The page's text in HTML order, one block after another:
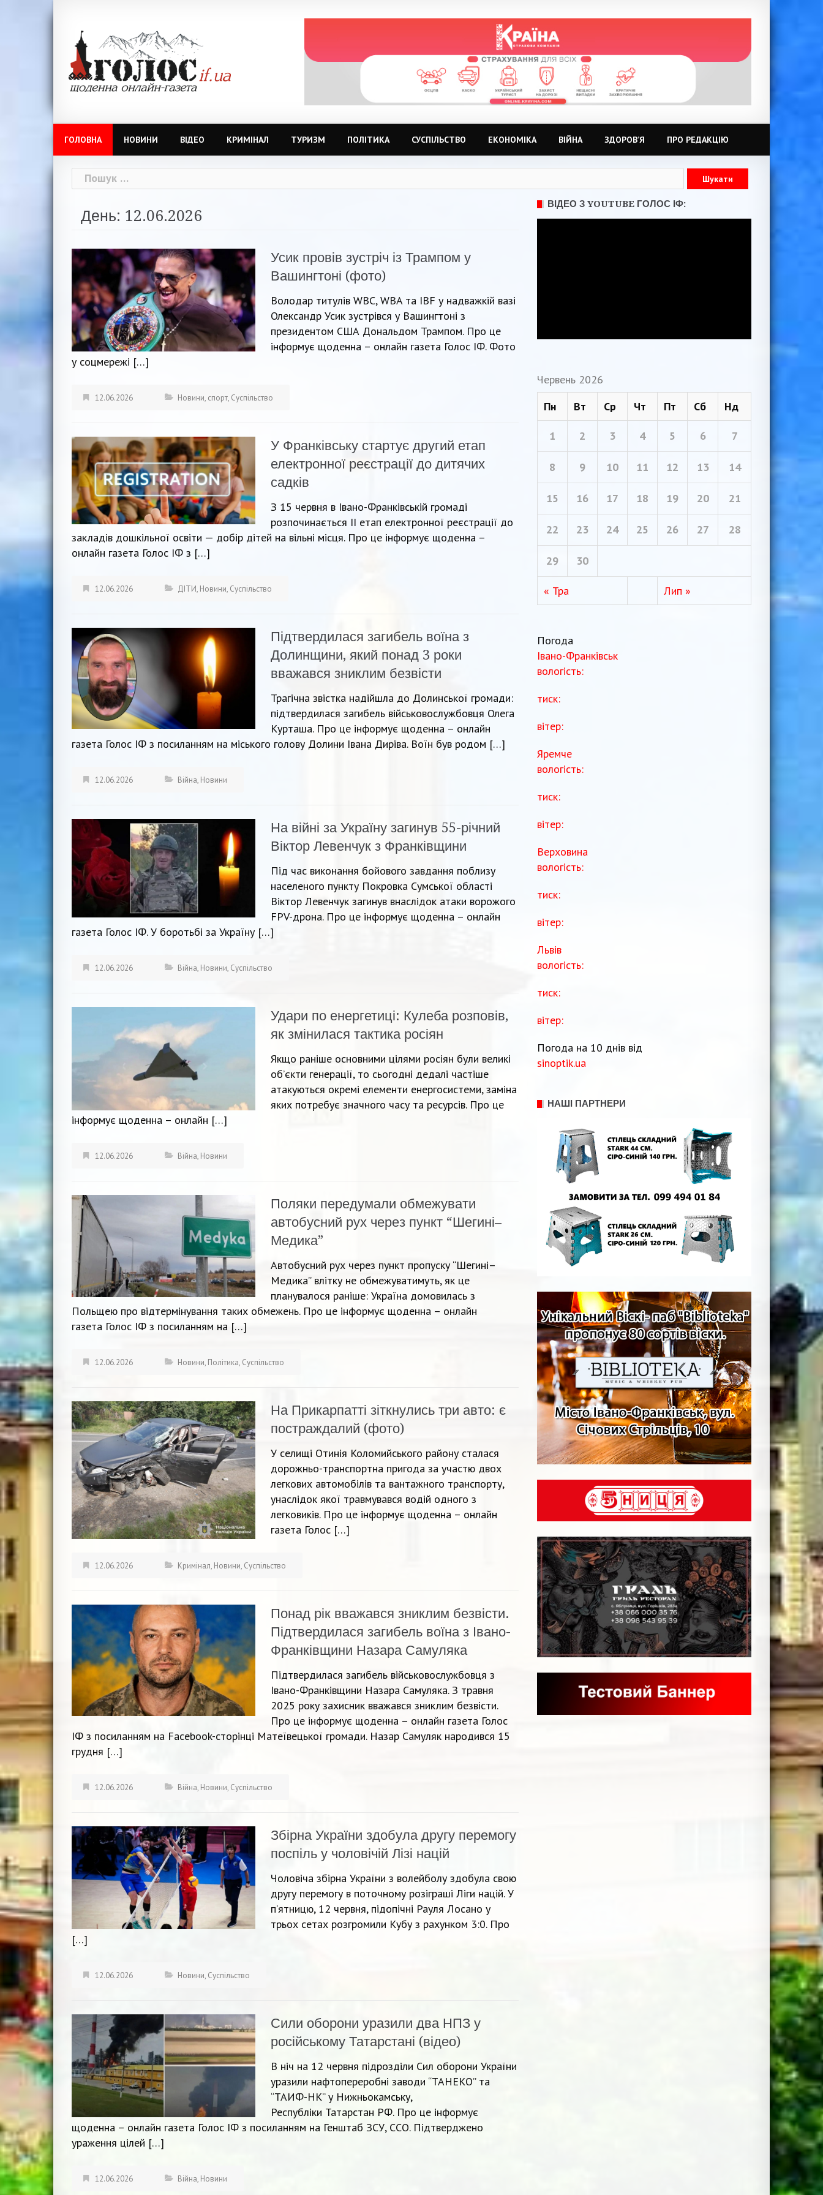
ГОЛОВНА НОВИНИ ВІДЕО КРИМІНАЛ ТУРИЗМ ПОЛІТИКА СУСПІЛЬСТВО ЕКОНОМІКА ВІЙНА ЗДОРОВ’Я ПРО РЕДАКЦІЮ
Пошук:
День: 12.06.2026
Усик провів зустріч із Трампом у
Вашингтоні (фото)
Володар титулів WBC, WBA та IBF у надважкій вазі
Олександр Усик зустрівся у Вашингтоні з
президентом США Дональдом Трампом. Про це
інформує щоденна – онлайн газета Голос ІФ. Фото
у соцмережі […]
12.06.2026 Новини, спорт, Суспільство
У Франківську стартує другий етап
електронної реєстрації до дитячих
садків
З 15 червня в Івано-Франківській громаді
розпочинається ІІ етап електронної реєстрації до
закладів дошкільної освіти — добір дітей на вільні місця. Про це інформує щоденна –
онлайн газета Голос ІФ з […]
12.06.2026 ДІТИ, Новини, Суспільство
Підтвердилася загибель воїна з
Долинщини, який понад 3 роки
вважався зниклим безвісти
Трагічна звістка надійшла до Долинської громади:
підтвердилася загибель військовослужбовця Олега
Курташа. Про це інформує щоденна – онлайн
газета Голос ІФ з посиланням на міського голову Долини Івана Диріва. Воїн був родом […]
12.06.2026 Війна, Новини
На війні за Україну загинув 55-річний
Віктор Левенчук з Франківщини
Під час виконання бойового завдання поблизу
населеного пункту Покровка Сумської області
Віктор Левенчук загинув внаслідок атаки ворожого
FPV-дрона. Про це інформує щоденна – онлайн
газета Голос ІФ. У боротьбі за Україну […]
12.06.2026 Війна, Новини, Суспільство
Удари по енергетиці: Кулеба розповів,
як змінилася тактика росіян
Якщо раніше основними цілями росіян були великі
об’єкти генерації, то сьогодні дедалі частіше
атакуються окремі елементи енергосистеми, заміна
яких потребує значного часу та ресурсів. Про це
інформує щоденна – онлайн […]
12.06.2026 Війна, Новини
Поляки передумали обмежувати
автобусний рух через пункт “Шегині–
Медика”
Автобусний рух через пункт пропуску “Шегині–
Медика” влітку не обмежуватимуть, як це
планувалося раніше: Україна домовилась з
Польщею про відтермінування таких обмежень. Про це інформує щоденна – онлайн
газета Голос ІФ з посиланням на […]
12.06.2026 Новини, Політика, Суспільство
На Прикарпатті зіткнулись три авто: є
постраждалий (фото)
У селищі Отинія Коломийського району сталася
дорожньо-транспортна пригода за участю двох
легкових автомобілів та вантажного транспорту,
унаслідок якої травмувався водій одного з
легковиків. Про це інформує щоденна – онлайн
газета Голос […]
12.06.2026 Кримінал, Новини, Суспільство
Понад рік вважався зниклим безвісти.
Підтвердилася загибель воїна з Івано-
Франківщини Назара Самуляка
Підтвердилася загибель військовослужбовця з
Івано-Франківщини Назара Самуляка. З травня
2025 року захисник вважався зниклим безвісти.
Про це інформує щоденна – онлайн газета Голос
ІФ з посиланням на Facebook-сторінці Матеївецької громади. Назар Самуляк народився 15
грудня […]
12.06.2026 Війна, Новини, Суспільство
Збірна України здобула другу перемогу
поспіль у чоловічій Лізі націй
Чоловіча збірна України з волейболу здобула свою
другу перемогу в поточному розіграші Ліги націй. У
п’ятницю, 12 червня, підопічні Рауля Лосано у
трьох сетах розгромили Кубу з рахунком 3:0. Про
[…]
12.06.2026 Новини, Суспільство
Сили оборони уразили два НПЗ у
російському Татарстані (відео)
В ніч на 12 червня підрозділи Сил оборони України
уразили нафтопереробні заводи “ТАНЕКО” та
“ТАИФ-НК” у Нижньокамську,
Республіки Татарстан РФ. Про це інформує
щоденна – онлайн газета Голос ІФ з посиланням на Генштаб ЗСУ, ССО. Підтверджено
ураження цілей […]
12.06.2026 Війна, Новини
ВІДЕО З YOUTUBE ГОЛОС ІФ:
Червень 2026
Пн
Вт Ср Чт Пт Сб Нд
« Тра Лип »
1 2 3 4 5 6 7
8 9 10 11 12 13 14
15 16 17 18 19 20 21
22 23 24 25 26 27 28
29 30
Погода
Івано-Франківськ
вологість:
тиск:
вітер:
Яремче
вологість:
тиск:
вітер:
Верховина
вологість:
тиск:
вітер:
Львів
вологість:
тиск:
вітер:
Погода на 10 днів від
sinoptik.ua
НАШІ ПАРТНЕРИ